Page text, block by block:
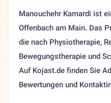
Manouchehr Kamardi ist
Offenbach am Main. Das
die nach Physiotherapie,
Bewegungstherapie und
Auf Kojast.de finden Sie
Bewertungen und